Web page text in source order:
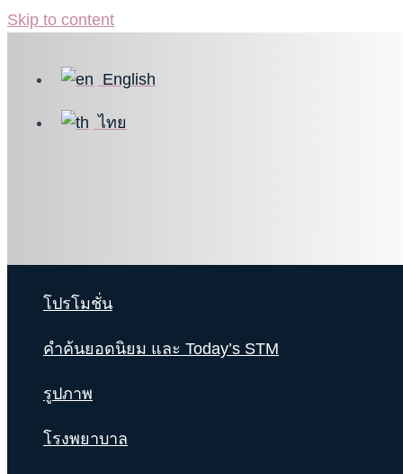
Skip to content
English
ไทย
โปรโมชั่น
คำค้นยอดนิยม และ Today’s STM
รูปภาพ
โรงพยาบาล